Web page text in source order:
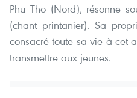
Phu Tho (Nord), résonne
(chant printanier). Sa
consacré toute sa vie à cet
transmettre aux jeunes.